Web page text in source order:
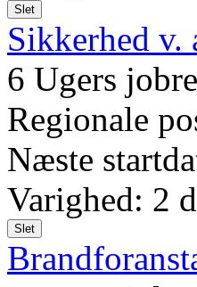
Slet
Sikkerhed v.
6 Ugers
Regionale
Næste
Varighed: 2
Slet